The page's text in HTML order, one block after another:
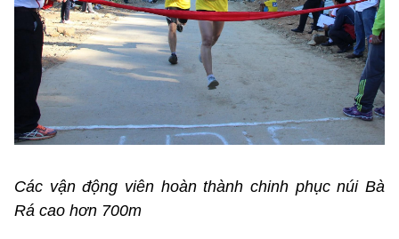
Các vận động viên hoàn thành chinh phục núi Bà
Rá cao hơn 700m